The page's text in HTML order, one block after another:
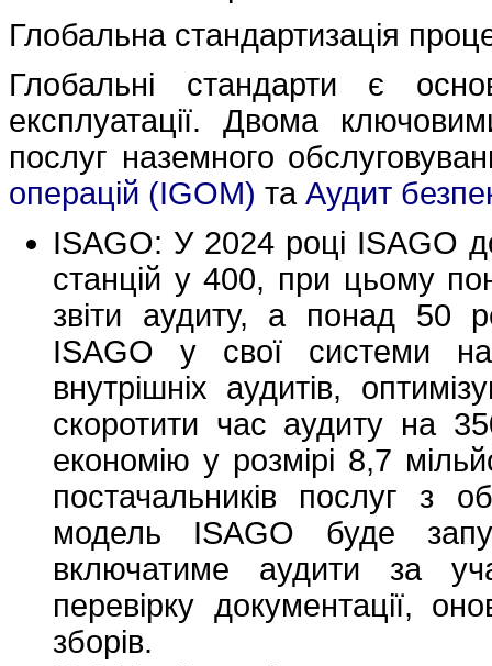
Глобальна стандартизація
Глобальні стандарти є
експлуатації. Двома
послуг наземного
операцій (IGOM) та Аудит
ISAGO: У 2024 році ISAGO
станцій у 400, при цьому
звіти аудиту, а понад 50
ISAGO у свої системи
внутрішніх аудитів,
скоротити час аудиту на
економію у розмірі 8,7
постачальників послуг з
модель ISAGO буде
включатиме аудити за
перевірку документації,
зборів.